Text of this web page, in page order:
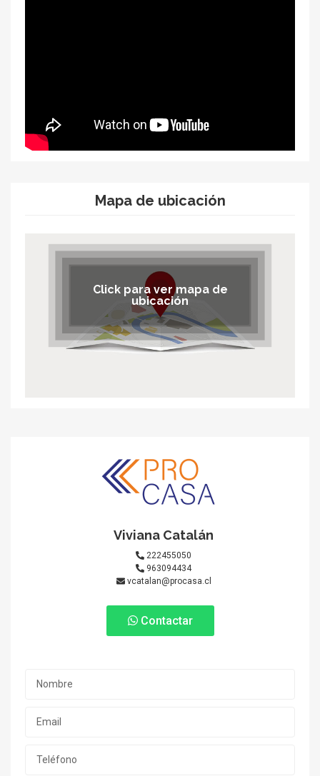
Mapa de ubicación
Click para ver mapa de
ubicación
Viviana Catalán
222455050
963094434
vcatalan@procasa.cl
Contactar